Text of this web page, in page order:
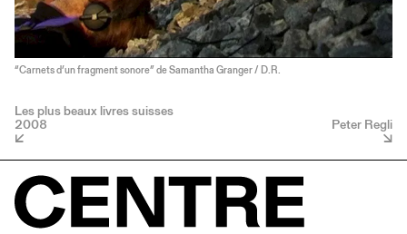
“Carnets d’un fragment sonore” de Samantha Granger / D.R.
Les plus beaux livres suisses
2008 Peter Regli